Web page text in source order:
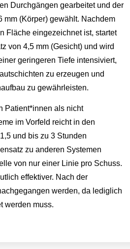
Durchgängen gearbeitet und der
mm (Körper) gewählt. Nachdem
Fläche eingezeichnet ist, startet
von 4,5 mm (Gesicht) und wird
geringeren Tiefe intensiviert,
zu erzeugen und
zu gewährleisten.
Patient*innen als nicht
im Vorfeld reicht in den
und bis zu 3 Stunden
zu anderen Systemen
von nur einer Linie pro Schuss.
effektiver. Nach der
werden, da lediglich
werden muss.